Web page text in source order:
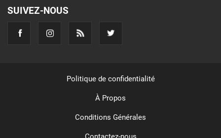
SUIVEZ-NOUS
Politique de confidentialité
À Propos
Conditions Générales